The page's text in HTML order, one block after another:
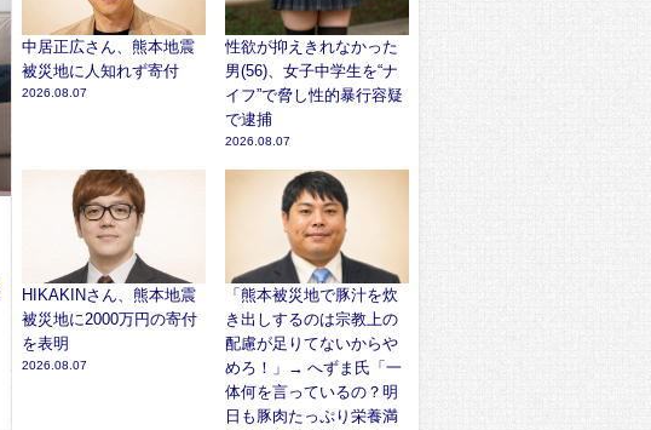
中居正広さん、熊本地震
被災地に人知れず寄付
2026.08.07
性欲が抑えきれなかった
男(56)、女子中学生を“ナ
イフ”で脅し性的暴行容疑
で逮捕
2026.08.07
HIKAKINさん、熊本地震
被災地に2000万円の寄付
を表明
2026.08.07
「熊本被災地で豚汁を炊
き出しするのは宗教上の
配慮が足りてないからや
めろ！」→ へずま氏「一
体何を言っているの？明
日も豚肉たっぷり栄養満